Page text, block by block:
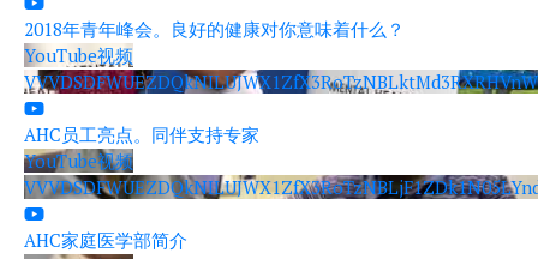
2018年青年峰会。良好的健康对你意味着什么？
YouTube视频
AHC员工亮点。同伴支持专家
YouTube视频
AHC家庭医学部简介